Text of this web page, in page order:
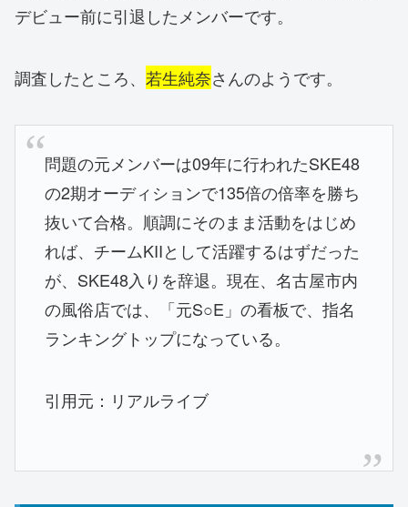
デビュー前に引退したメンバーです。
調査したところ、 若生純奈さんのようです。
問題の元メンバーは09年に行われたSKE48
の2期オーディションで135倍の倍率を勝ち
抜いて合格。順調にそのまま活動をはじめ
れば、チームKIIとして活躍するはずだった
が、SKE48入りを辞退。現在、名古屋市内
の風俗店では、「元S○E」の看板で、指名
ランキングトップになっている。
引用元：リアルライブ